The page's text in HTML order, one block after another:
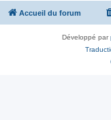
Accueil du forum
Développé par